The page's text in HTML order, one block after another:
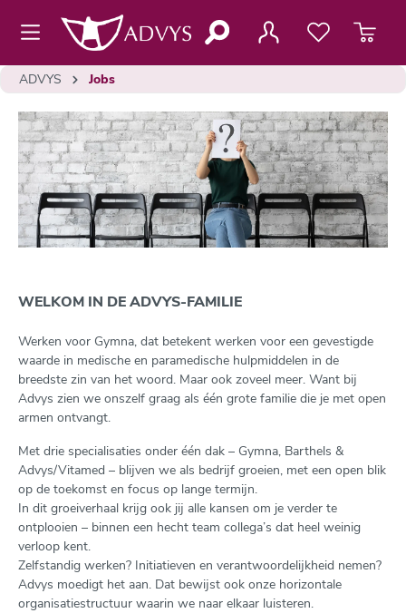
hoofdinhoud
ADVYS Jobs
WELKOM IN DE ADVYS-FAMILIE
Werken voor Gymna, dat betekent werken voor een gevestigde
waarde in medische en paramedische hulpmiddelen in de
breedste zin van het woord. Maar ook zoveel meer. Want bij
Advys zien we onszelf graag als één grote familie die je met open
armen ontvangt.
Met drie specialisaties onder één dak – Gymna, Barthels &
Advys/Vitamed – blijven we als bedrijf groeien, met een open blik
op de toekomst en focus op lange termijn.
In dit groeiverhaal krijg ook jij alle kansen om je verder te
ontplooien – binnen een hecht team collega’s dat heel weinig
verloop kent.
Zelfstandig werken? Initiatieven en verantwoordelijkheid nemen?
Advys moedigt het aan. Dat bewijst ook onze horizontale
organisatiestructuur waarin we naar elkaar luisteren.